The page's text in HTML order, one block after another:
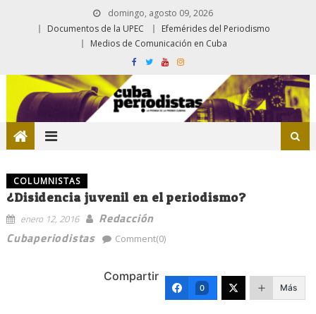
domingo, agosto 09, 2026
Documentos de la UPEC
Efemérides del Periodismo
Medios de Comunicación en Cuba
COLUMNISTAS
¿Disidencia juvenil en el periodismo?
enero 12, 2016
Redacción
Cubaperiodistas
Comment(0)
Compartir
0 Más